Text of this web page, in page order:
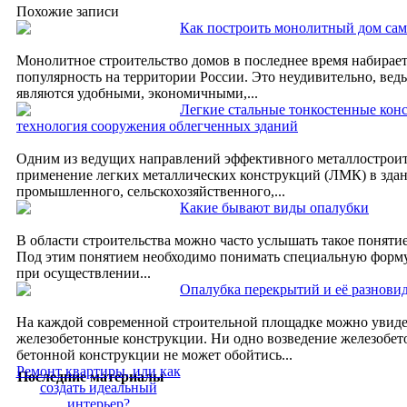
Похожие записи
Как построить монолитный дом
Монолитное строительство домов в последнее время
популярность на территории России. Это неудивительно,
являются удобными, экономичными,...
Легкие стальные тонкостенные
технология сооружения облегченных зданий
Одним из ведущих направлений эффективного
применение легких металлических конструкций (ЛМК) в
промышленного, сельскохозяйственного,...
Какие бывают виды опалубки
В области строительства можно часто услышать такое
Под этим понятием необходимо понимать специальную
при осуществлении...
Опалубка перекрытий и её
На каждой современной строительной площадке можно
железобетонные конструкции. Ни одно возведение
бетонной конструкции не может обойтись...
Последние материалы
Ремонт квартиры, или как
создать идеальный